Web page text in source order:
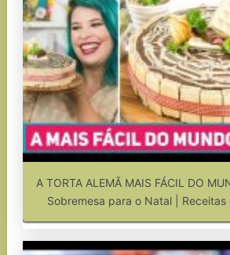
A TORTA ALEMÃ MAIS FÁCIL DO
Sobremesa para o Natal |